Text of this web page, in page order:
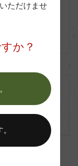
ル度数に注目！
が高いワインと低
イン』（ナチュー
ただけませ
か？